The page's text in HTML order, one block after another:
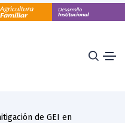
de GEI en